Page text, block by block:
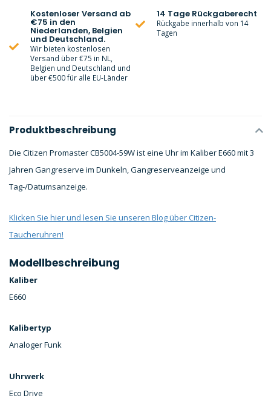
Kostenloser Versand ab
€75 in den
Niederlanden, Belgien
und Deutschland.
Wir bieten kostenlosen
Versand über €75 in NL,
Belgien und Deutschland und
über €500 für alle EU-Länder
14 Tage Rückgaberecht
Rückgabe innerhalb von 14
Tagen
Produktbeschreibung
Die Citizen Promaster CB5004-59W ist eine Uhr im Kaliber E660 mit 3
Jahren Gangreserve im Dunkeln, Gangreserveanzeige und
Tag-/Datumsanzeige.
Klicken Sie hier und lesen Sie unseren Blog über Citizen-
Taucheruhren!
Modellbeschreibung
Kaliber
E660
Kalibertyp
Analoger Funk
Uhrwerk
Eco Drive